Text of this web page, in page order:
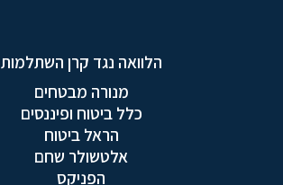
הלוואה נגד קרן השתלמות
מנורה מבטחים
כלל ביטוח ופיננסים
הראל ביטוח
אלטשולר שחם
הפניקס